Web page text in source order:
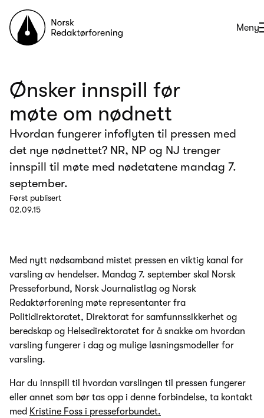
Til forsiden
Åpne
Meny
Ønsker innspill før
møte om nødnett
Hvordan fungerer infoflyten til pressen med
det nye nødnettet? NR, NP og NJ trenger
innspill til møte med nødetatene mandag 7.
september.
Først publisert
02.09.15
Med nytt nødsamband mistet pressen en viktig kanal for
varsling av hendelser. Mandag 7. september skal Norsk
Presseforbund, Norsk Journalistlag og Norsk
Redaktørforening møte representanter fra
Politidirektoratet, Direktorat for samfunnssikkerhet og
beredskap og Helsedirektoratet for å snakke om hvordan
varsling fungerer i dag og mulige løsningsmodeller for
varsling.
Har du innspill til hvordan varslingen til pressen fungerer
eller annet som bør tas opp i denne forbindelse, ta kontakt
med Kristine Foss i presseforbundet.